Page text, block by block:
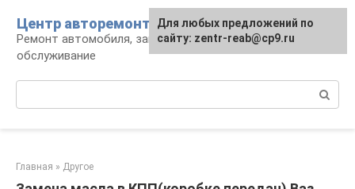
контенту
Центр авторемонта
Ремонт автомобиля, запчасти и
обслуживание
Главная » Другое
Для любых предложений по
сайту: zentr-reab@cp9.ru